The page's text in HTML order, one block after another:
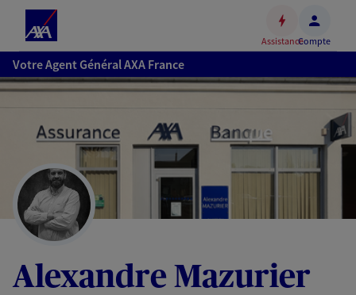
Accéder
au
contenu
Accéder
au
pied
de
page
AssistanceCompte
Votre Agent Général AXA France
Alexandre Mazurier